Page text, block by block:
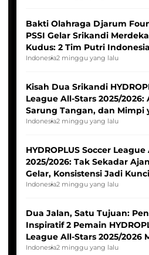
Bakti Olahraga Djarum
PSSI Gelar Srikandi
Kudus: 2 Tim Putri
Tim Asia
Indonesia2 minggu yang lalu
Kisah Dua Srikandi
League All-Stars 2025/2026:
Sarung Tangan, dan Mimpi
Pernah Padam
Indonesia2 minggu yang lalu
HYDROPLUS Soccer
2025/2026: Tak Sekadar
Gelar, Konsistensi Jadi
Indonesia2 minggu yang lalu
Dua Jalan, Satu Tujuan:
Inspiratif 2 Pemain
League All-Stars 2025/2026
Seleksi Timnas Indonesia
Indonesia2 minggu yang lalu